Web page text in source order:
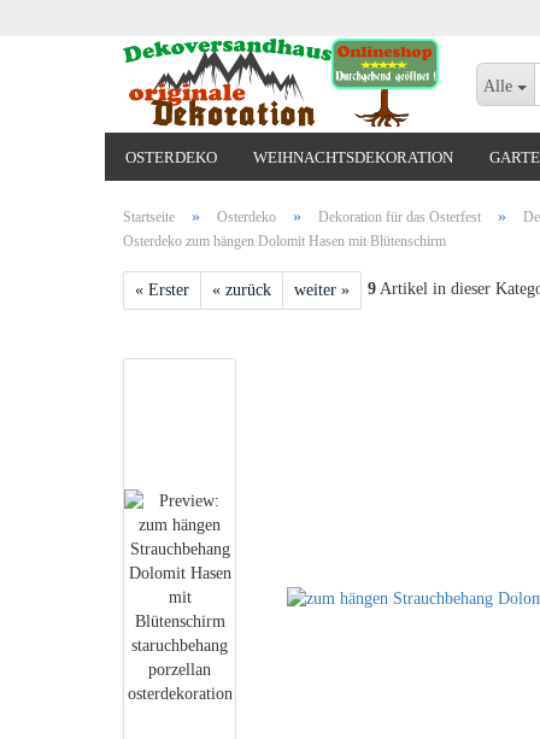
Alle
OSTERDEKO WEIHNACHTSDEKORATION
Startseite » Osterdeko » Dekoration für das Osterfest »
Osterdeko zum hängen Dolomit Hasen mit Blütenschirm
« Erster « zurück weiter » 9 Artikel in dieser